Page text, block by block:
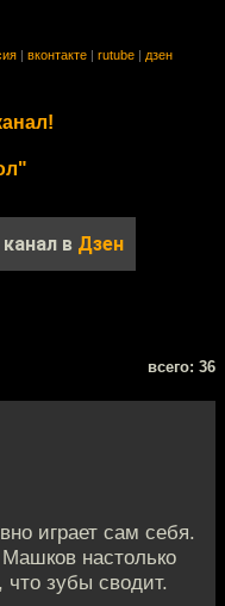
вконтакте rutube дзен
в Дзен
всего: 36
играет сам себя.
настолько
что зубы сводит.